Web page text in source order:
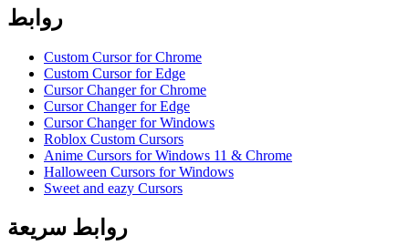
روابط
Custom Cursor for Chrome
Custom Cursor for Edge
Cursor Changer for Chrome
Cursor Changer for Edge
Cursor Changer for Windows
Roblox Custom Cursors
Anime Cursors for Windows 11 & Chrome
Halloween Cursors for Windows
Sweet and eazy Cursors
روابط سريعة